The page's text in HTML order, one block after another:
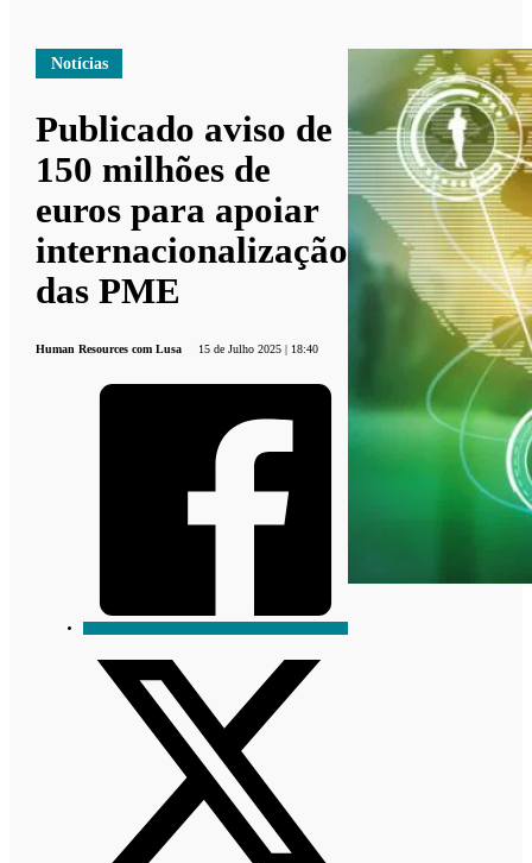
Notícias
Publicado aviso de
150 milhões de
euros para apoiar
internacionalização
das PME
Human Resources com Lusa 15 de Julho 2025 | 18:40